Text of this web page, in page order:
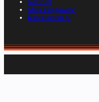
Nexto.pl
Mała księgowość
Kancelarierp.pl